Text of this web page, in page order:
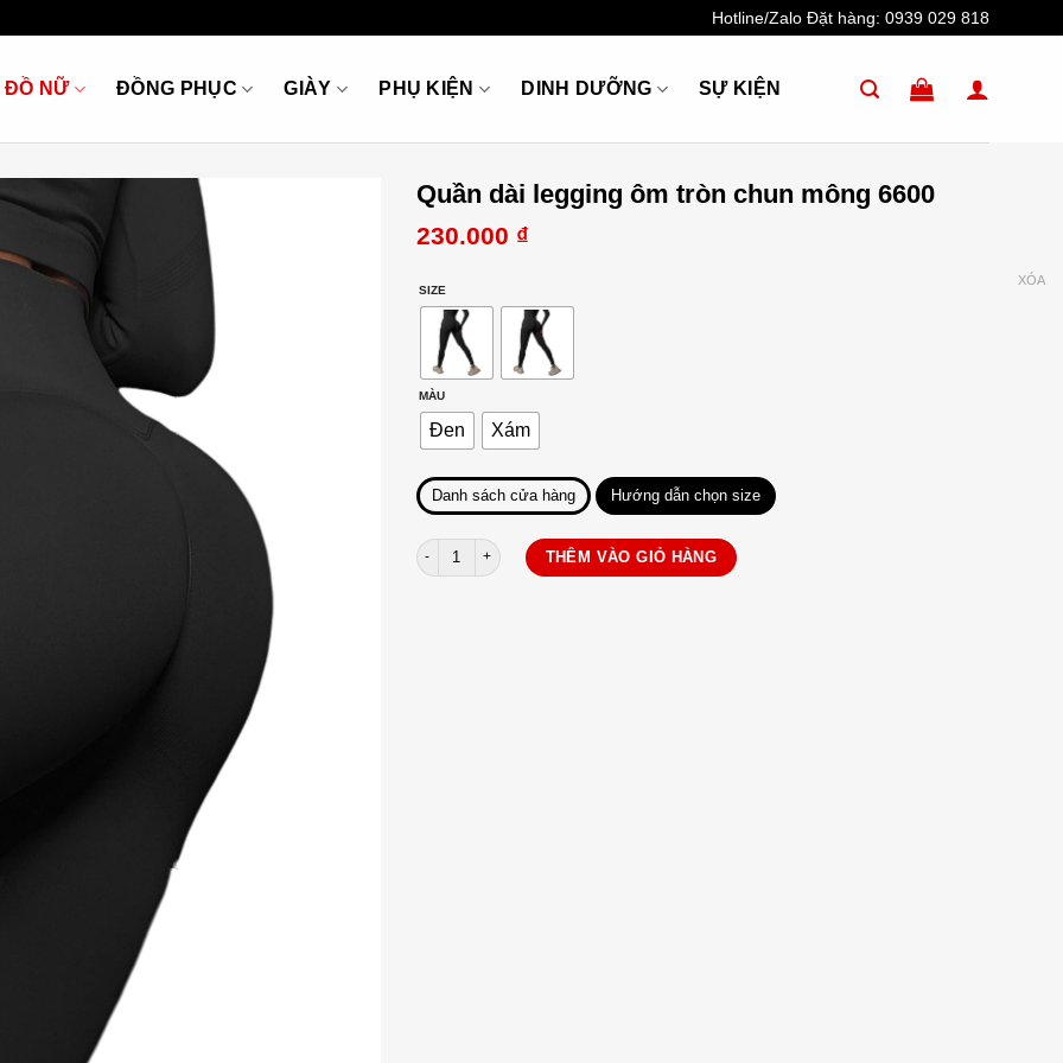
Hotline/Zalo Đặt hàng: 0939 029 818
ĐỒ NỮ ĐỒNG PHỤC GIÀY PHỤ KIỆN DINH DƯỠNG SỰ KIỆN
Quần dài legging ôm tròn chun mông 6600
230.000 ₫
SIZE
MÀU
Đen Xám
XÓA
Danh sách cửa hàng Hướng dẫn chọn size
Quần dài legging ôm tròn chun mông 6600 số lượng
THÊM VÀO GIỎ HÀNG